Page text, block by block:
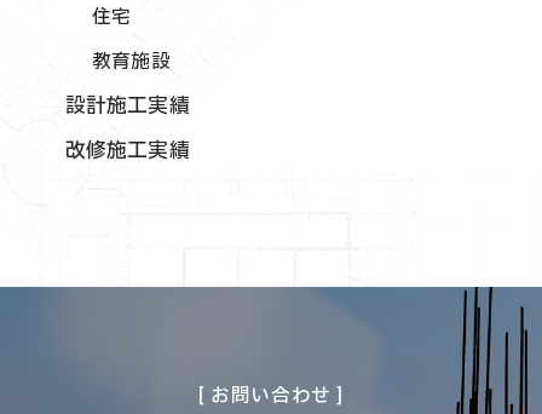
住宅
教育施設
設計施工実績
改修施工実績
[ お問い合わせ ]